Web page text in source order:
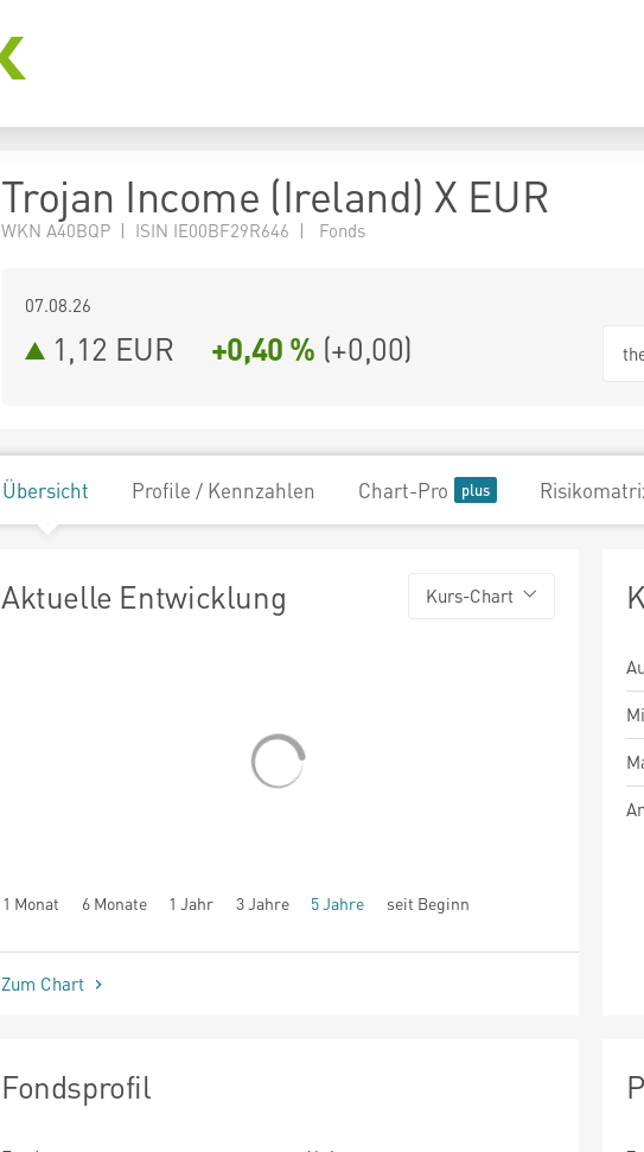
Trojan Income (Ireland) X EUR
WKN A40BQP | ISIN IE00BF29R646 | Fonds
07.08.26
1,12 EUR +0,40 % (+0,00)
Übersicht Profile / Kennzahlen Chart-Pro
Aktuelle Entwicklung Kurs-Chart
1 Monat 6 Monate 1 Jahr 3 Jahre 5 Jahre seit Beginn
Zum Chart
Fondsprofil